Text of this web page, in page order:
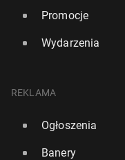
Promocje
Wydarzenia
REKLAMA
Ogłoszenia
Banery